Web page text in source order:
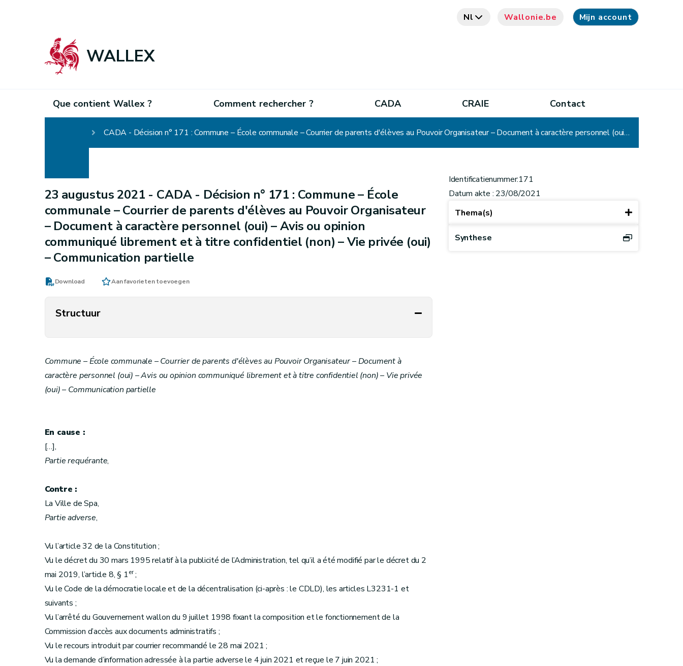
Nl Wallonie.be Mijn account
WALLEX
Que contient Wallex ? Comment rechercher ? CADA CRAIE Contact
CADA - Décision n° 171 : Commune – École communale – Courrier de parents d'élèves au Pouvoir Organisateur – Document à caractère personnel (oui) – Avis ou opinion communiqué librement et à titre confidentiel (non) – Vie privée (oui) – Communication partielle
23 augustus 2021 - CADA - Décision n° 171 : Commune – École
communale – Courrier de parents d'élèves au Pouvoir Organisateur
– Document à caractère personnel (oui) – Avis ou opinion
communiqué librement et à titre confidentiel (non) – Vie privée (oui)
– Communication partielle
Download Aan favorieten toevoegen
Structuur
Commune – École communale – Courrier de parents d'élèves au Pouvoir Organisateur – Document à
caractère personnel (oui) – Avis ou opinion communiqué librement et à titre confidentiel (non) – Vie privée
(oui) – Communication partielle
En cause :
[…],
Partie requérante,
Contre :
La Ville de Spa,
Partie adverse,
Vu l’article 32 de la Constitution ;
Vu le décret du 30 mars 1995 relatif à la publicité de l’Administration, tel qu’il a été modifié par le décret du 2
mai 2019, l’article 8, § 1er;
Vu le Code de la démocratie locale et de la décentralisation (ci-après : le CDLD), les articles L3231-1 et
suivants ;
Vu l’arrêté du Gouvernement wallon du 9 juillet 1998 fixant la composition et le fonctionnement de la
Commission d’accès aux documents administratifs ;
Vu le recours introduit par courrier recommandé le 28 mai 2021 ;
Vu la demande d’information adressée à la partie adverse le 4 juin 2021 et reçue le 7 juin 2021 ;
Identificatienummer:171
Datum akte : 23/08/2021
Thema(s)
Synthese